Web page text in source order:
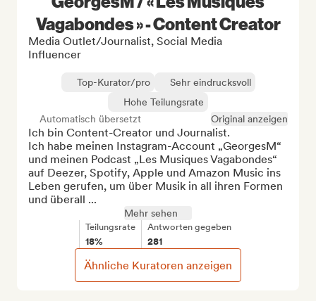
Vagabondes » - Content Creator
Media Outlet/Journalist, Social Media
Influencer
Top-Kurator/pro
Sehr eindrucksvoll
Hohe Teilungsrate
Automatisch übersetzt
Original anzeigen
Ich bin Content-Creator und Journalist.
Ich habe meinen Instagram-Account „GeorgesM“
und meinen Podcast „Les Musiques Vagabondes“
auf Deezer, Spotify, Apple und Amazon Music ins
Leben gerufen, um über Musik in all ihren Formen
und überall ...
Mehr sehen
Teilungsrate
18%
Antworten gegeben
281
Ähnliche Kuratoren anzeigen